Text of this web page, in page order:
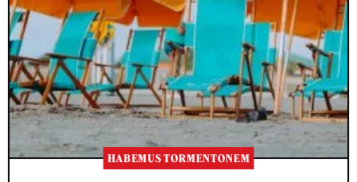
HABEMUS TORMENTONEM